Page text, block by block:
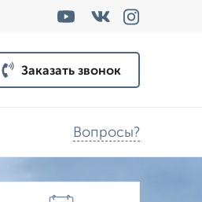
Заказать звонок
Вопросы?